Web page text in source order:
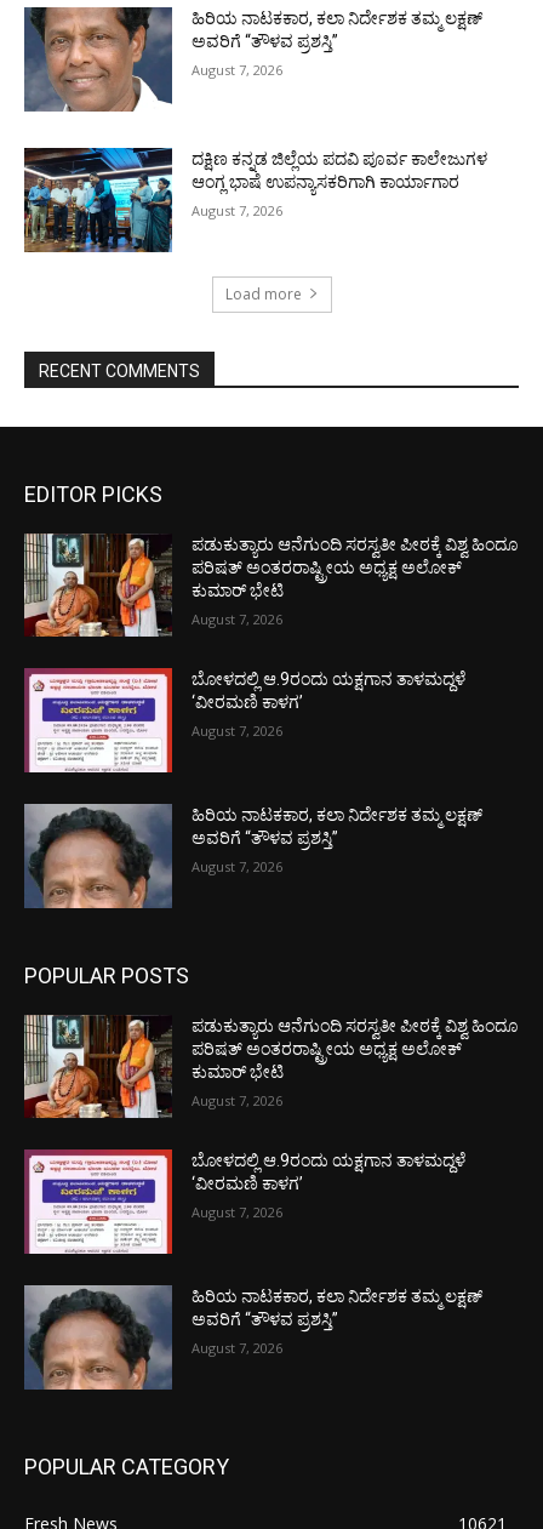
ಹಿರಿಯ ನಾಟಕಕಾರ, ಕಲಾ ನಿರ್ದೇಶಕ ತಮ್ಮ ಲಕ್ಷಣ್
ಅವರಿಗೆ “ತೌಳವ ಪ್ರಶಸ್ತಿ”
August 7, 2026
ದಕ್ಷಿಣ ಕನ್ನಡ ಜಿಲ್ಲೆಯ ಪದವಿ ಪೂರ್ವ ಕಾಲೇಜುಗಳ
ಆಂಗ್ಲ ಭಾಷೆ ಉಪನ್ಯಾಸಕರಿಗಾಗಿ ಕಾರ್ಯಾಗಾರ
August 7, 2026
Load more
RECENT COMMENTS
EDITOR PICKS
ಪಡುಕುತ್ಯಾರು ಆನೆಗುಂದಿ ಸರಸ್ವತೀ ಪೀಠಕ್ಕೆ ವಿಶ್ವ ಹಿಂದೂ
ಪರಿಷತ್ ಅಂತರರಾಷ್ಟ್ರೀಯ ಅಧ್ಯಕ್ಷ ಅಲೋಕ್
ಕುಮಾರ್ ಭೇಟಿ
August 7, 2026
ಬೋಳದಲ್ಲಿ ಆ.9ರಂದು ಯಕ್ಷಗಾನ ತಾಳಮದ್ದಳೆ
‘ವೀರಮಣಿ ಕಾಳಗ’
August 7, 2026
ಹಿರಿಯ ನಾಟಕಕಾರ, ಕಲಾ ನಿರ್ದೇಶಕ ತಮ್ಮ ಲಕ್ಷಣ್
ಅವರಿಗೆ “ತೌಳವ ಪ್ರಶಸ್ತಿ”
August 7, 2026
POPULAR POSTS
ಪಡುಕುತ್ಯಾರು ಆನೆಗುಂದಿ ಸರಸ್ವತೀ ಪೀಠಕ್ಕೆ ವಿಶ್ವ ಹಿಂದೂ
ಪರಿಷತ್ ಅಂತರರಾಷ್ಟ್ರೀಯ ಅಧ್ಯಕ್ಷ ಅಲೋಕ್
ಕುಮಾರ್ ಭೇಟಿ
August 7, 2026
ಬೋಳದಲ್ಲಿ ಆ.9ರಂದು ಯಕ್ಷಗಾನ ತಾಳಮದ್ದಳೆ
‘ವೀರಮಣಿ ಕಾಳಗ’
August 7, 2026
ಹಿರಿಯ ನಾಟಕಕಾರ, ಕಲಾ ನಿರ್ದೇಶಕ ತಮ್ಮ ಲಕ್ಷಣ್
ಅವರಿಗೆ “ತೌಳವ ಪ್ರಶಸ್ತಿ”
August 7, 2026
POPULAR CATEGORY
Fresh News
10621